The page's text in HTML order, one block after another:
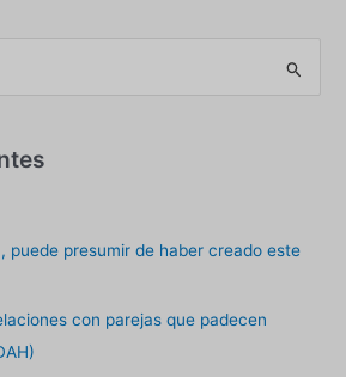
puede presumir de haber creado este
con parejas que padecen